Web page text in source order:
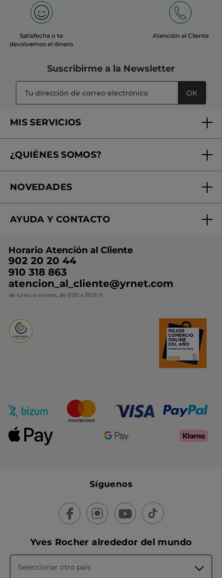
Satisfecha o te
devolvemos el dinero
Atención al Cliente
Suscribirme a la Newsletter
OK
MIS SERVICIOS
Tratamientos de Belleza
Mi club Yves Rocher
¿QUIÉNES SOMOS?
¿Quiénes somos?
Nuestros compromisos
Conviértete en Franquiciada
NOVEDADES
Rebajas
Ideas de Regalo
Colección Monoi
Novedades del mes
AYUDA Y CONTACTO
Contacto
Horario Atención al Cliente
902 20 20 44
910 318 863
atencion_al_cliente@yrnet.com
de lunes a viernes, de 9:00 a 19:00 h
Síguenos
Yves Rocher alrededor del mundo
Seleccionar otro país